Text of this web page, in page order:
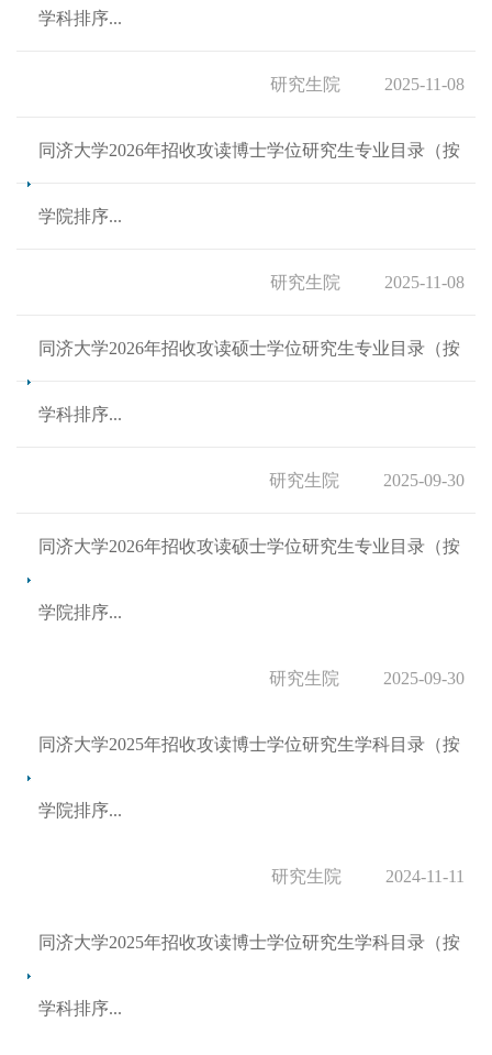
学科排序...
2025-11-08
研究生院
同济大学2026年招收攻读博士学位研究生专业目录（按
学院排序...
2025-11-08
研究生院
同济大学2026年招收攻读硕士学位研究生专业目录（按
学科排序...
2025-09-30
研究生院
同济大学2026年招收攻读硕士学位研究生专业目录（按
学院排序...
2025-09-30
研究生院
同济大学2025年招收攻读博士学位研究生学科目录（按
学院排序...
2024-11-11
研究生院
同济大学2025年招收攻读博士学位研究生学科目录（按
学科排序...